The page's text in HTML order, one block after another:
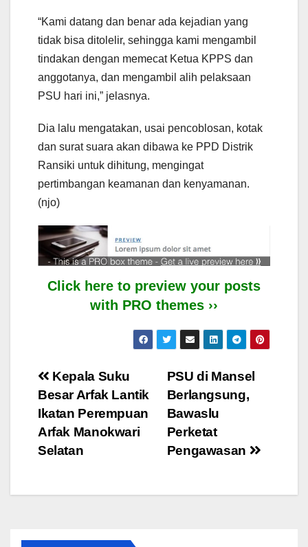
“Kami datang dan benar ada kejadian yang
tidak bisa ditolelir, sehingga kami mengambil
tindakan dengan memecat Ketua KPPS dan
anggotanya, dan mengambil alih pelaksaan
PSU hari ini,” jelasnya.
Dia lalu mengatakan, usai pencoblosan, kotak
dan surat suara akan dibawa ke PPD Distrik
Ransiki untuk dihitung, mengingat
pertimbangan keamanan dan kenyamanan.
(njo)
Click here to preview your posts
with PRO themes ››
Post
navigation
PSU di Mansel
Berlangsung,
Bawaslu
Perketat
Pengawasan
Kepala Suku
Besar Arfak Lantik
Ikatan Perempuan
Arfak Manokwari
Selatan